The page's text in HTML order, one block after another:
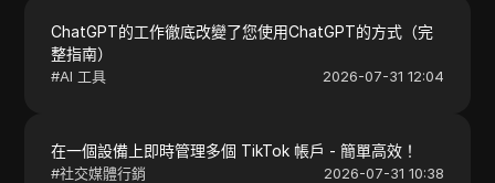
ChatGPT的工作徹底改變了您使用ChatGPT的方式（完
整指南）
#AI 工具 2026-07-31 12:04
在一個設備上即時管理多個 TikTok 帳戶 - 簡單高效！
#社交媒體行銷 2026-07-31 10:38